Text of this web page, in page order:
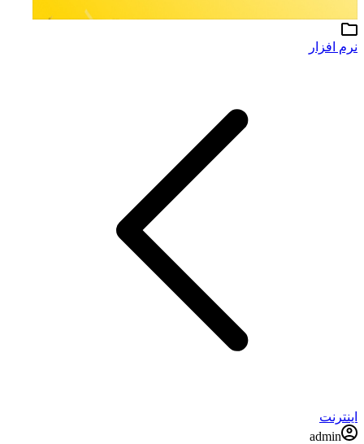
نرم افزار
اینترنت
admin